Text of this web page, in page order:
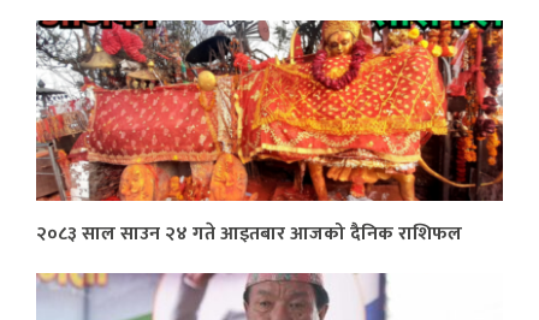
२०८३ साल साउन २४ गते आइतबार आजको दैनिक राशिफल